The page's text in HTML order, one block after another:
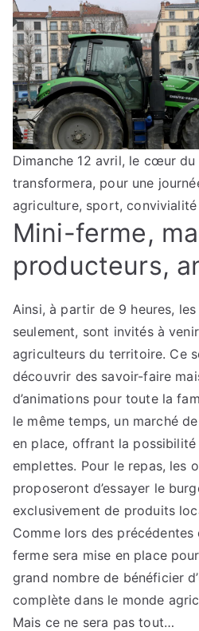
Dimanche 12 avril, le cœur du
transformera, pour une
agriculture, sport, convivialité
Mini-ferme,
producteurs,
Ainsi, à partir de 9 heures,
seulement, sont invités à
agriculteurs du territoire. Ce
découvrir des savoir-faire
d’animations pour toute la
le même temps, un marché
en place, offrant la
emplettes. Pour le repas, les
proposeront d’essayer le
exclusivement de produits
Comme lors des
ferme sera mise en place
grand nombre de bénéficier
complète dans le monde
Mais ce ne sera pas tout…